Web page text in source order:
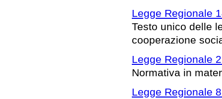
Legge Regionale
Testo unico delle
cooperazione
Legge Regionale
Normativa in
Legge Regionale